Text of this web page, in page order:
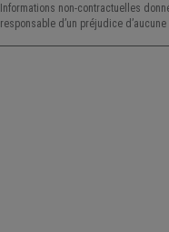
Informations non-contractuelles
responsable d’un préjudice